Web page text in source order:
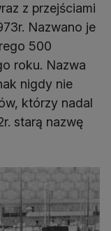
z przejściami
Nazwano je
500
roku. Nazwa
nigdy nie
którzy nadal
starą nazwę